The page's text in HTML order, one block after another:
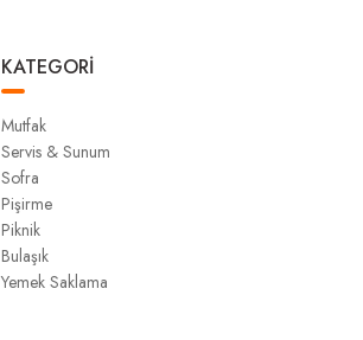
KATEGORİ
Mutfak
Servis & Sunum
Sofra
Pişirme
Piknik
Bulaşık
Yemek Saklama